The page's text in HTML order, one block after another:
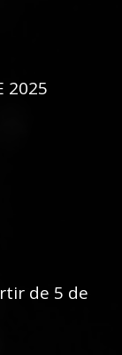
2025
de 5 de